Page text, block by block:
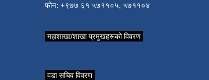
फोन: +९७७ ६१ ५७११०५, ५७११०४
महाशाखा/शाखा प्रमुखहरूको विवरण
वडा सचिव विवरण